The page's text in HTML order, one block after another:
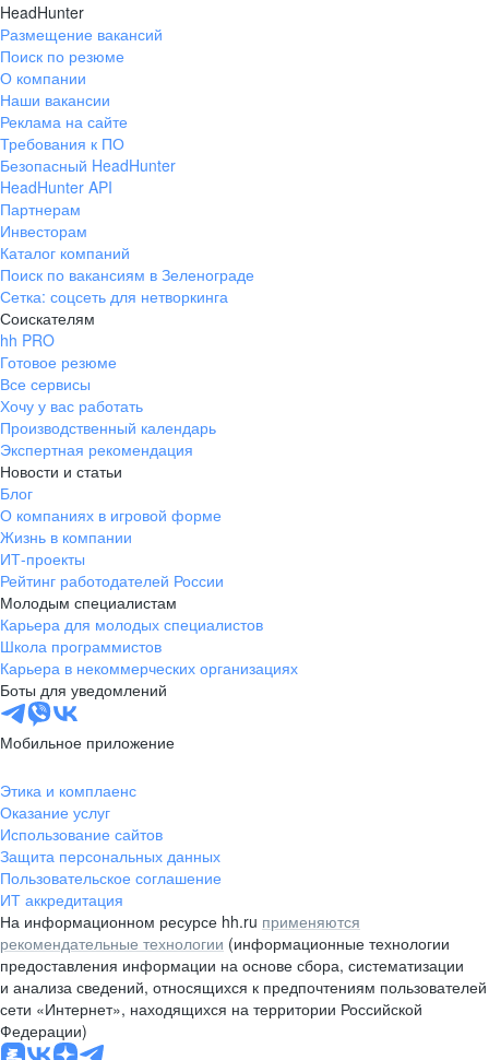
HeadHunter
Размещение вакансий
Поиск по резюме
О компании
Наши вакансии
Реклама на сайте
Требования к ПО
Безопасный HeadHunter
HeadHunter API
Партнерам
Инвесторам
Каталог компаний
Поиск по вакансиям в Зеленограде
Сетка: соцсеть для нетворкинга
Соискателям
hh PRO
Готовое резюме
Все сервисы
Хочу у вас работать
Производственный календарь
Экспертная рекомендация
Новости и статьи
Блог
О компаниях в игровой форме
Жизнь в компании
ИТ-проекты
Рейтинг работодателей России
Молодым специалистам
Карьера для молодых специалистов
Школа программистов
Карьера в некоммерческих организациях
Боты для уведомлений
Мобильное приложение
Этика и комплаенс
Оказание услуг
Использование сайтов
Защита персональных данных
Пользовательское соглашение
ИТ аккредитация
На информационном ресурсе hh.ru применяются
рекомендательные технологии (информационные технологии
предоставления информации на основе сбора, систематизации
и анализа сведений, относящихся к предпочтениям пользователей
сети «Интернет», находящихся на территории Российской
Федерации)